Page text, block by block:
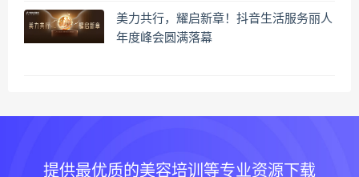
美力共行，耀启新章！抖音生活服务丽人
年度峰会圆满落幕
提供最优质的美容培训等专业资源下载